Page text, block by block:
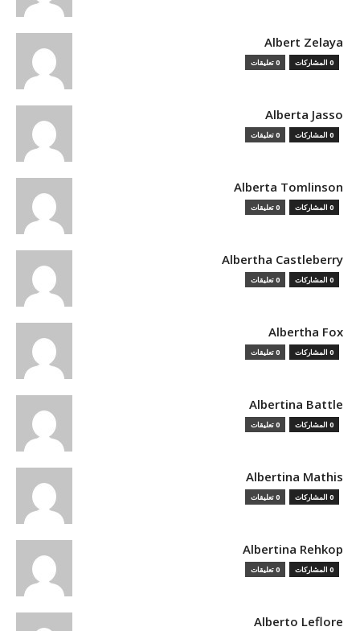
Albert Zelaya
0 المشاركات 0 تعليقات
Alberta Jasso
0 المشاركات 0 تعليقات
Alberta Tomlinson
0 المشاركات 0 تعليقات
Albertha Castleberry
0 المشاركات 0 تعليقات
Albertha Fox
0 المشاركات 0 تعليقات
Albertina Battle
0 المشاركات 0 تعليقات
Albertina Mathis
0 المشاركات 0 تعليقات
Albertina Rehkop
0 المشاركات 0 تعليقات
Alberto Leflore